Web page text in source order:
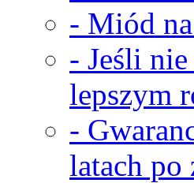
- Miód
- Jeśli
lepszym
-
latach po